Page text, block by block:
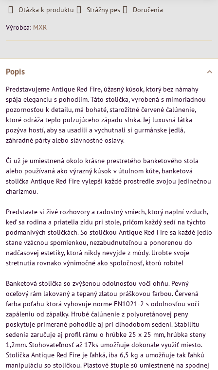
Otázka k produktu Strážny pes
Doručenia
Výrobca: MXR
Popis
Predstavujeme Antique Red Fire, úžasný kúsok, ktorý bez námahy
spája eleganciu s pohodlím. Táto stolička, vyrobená s mimoriadnou
pozornosťou k detailu, má bohaté, starožitné červené čalúnenie,
ktoré odráža teplo pulzujúceho západu slnka. Jej luxusná látka
pozýva hostí, aby sa usadili a vychutnali si gurmánske jedlá,
záhradné párty alebo slávnostné oslavy.
Či už je umiestnená okolo krásne prestretého banketového stola
alebo používaná ako výrazný kúsok v útulnom kúte, banketová
stolička Antique Red Fire vylepší každé prostredie svojou jedinečnou
charizmou.
Predstavte si živé rozhovory a radostný smiech, ktorý naplní vzduch,
keď sa rodina a priatelia zídu pri stole, pričom každý sedí na týchto
podmanivých stoličkách. So stoličkou Antique Red Fire sa každé jedlo
stane vzácnou spomienkou, nezabudnuteľnou a ponorenou do
nadčasovej estetiky, ktorá nikdy nevyjde z módy. Urobte svoje
stretnutia rovnako výnimočné ako spoločnosť, ktorú robíte!
Banketová stolička so zvýšenou odolnosťou voči ohňu. Pevný
oceľový rám lakovaný a tepaný zlatou práškovou farbou. Červená
farba poťahu ktorá vyhovuje norme EN1021-2 s odolnosťou voči
zapáleniu od zápalky. Hrubé čalúnenie z polyuretánovej peny
poskytuje primerané pohodlie aj pri dlhodobom sedení. Stabilitu
sedenia zaručuje aj profil rámu o hrúbke 25 x 25 mm, hrúbka steny
1,2mm. Stohovateľnosť až 17ks umožňuje dokonale využiť miesto.
Stolička Antique Red Fire je ľahká, iba 6,5 kg a umožňuje tak ľahkú
manipuláciu so stoličkou. Plastové štuple sú umiestnené na spodnej